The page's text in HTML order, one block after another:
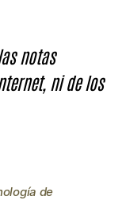
notas
ni de los
de